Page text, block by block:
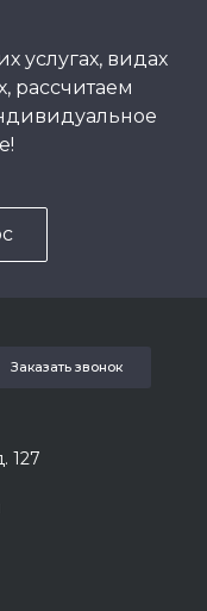
услугах, видах
рассчитаем
Заказать звонок
127